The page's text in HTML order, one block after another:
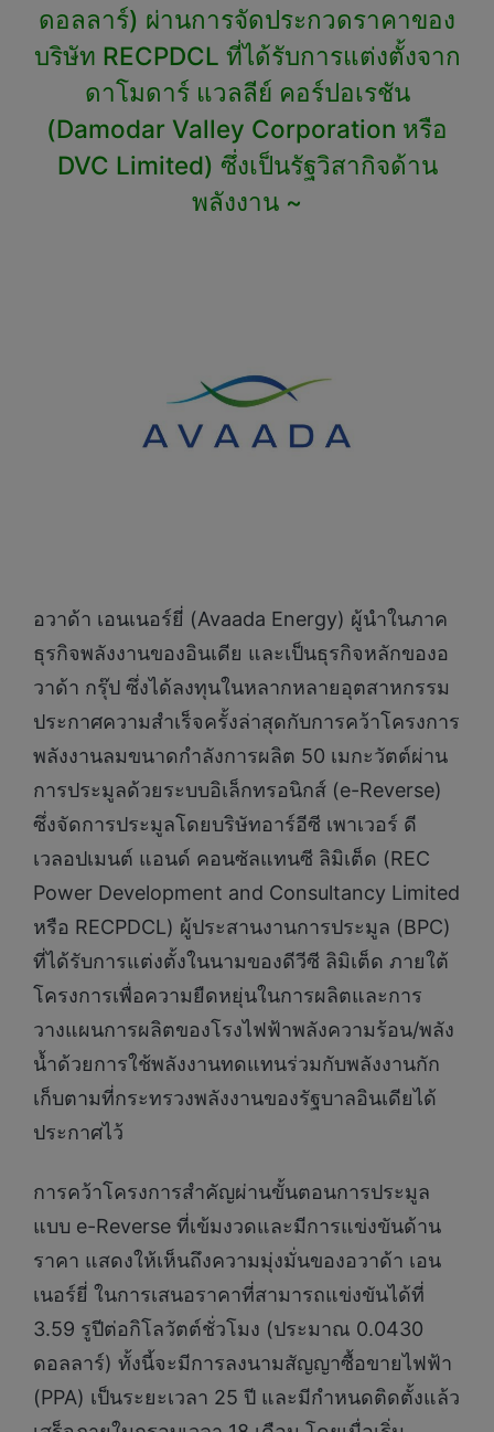
ดอลลาร์) ผ่านการจัดประกวดราคาของ
บริษัท RECPDCL ที่ได้รับการแต่งตั้งจาก
ดาโมดาร์ แวลลีย์ คอร์ปอเรชัน
(Damodar Valley Corporation หรือ
DVC Limited) ซึ่งเป็นรัฐวิสากิจด้าน
พลังงาน ~
อวาด้า เอนเนอร์ยี่ (Avaada Energy) ผู้นำในภาค
ธุรกิจพลังงานของอินเดีย และเป็นธุรกิจหลักของอ
วาด้า กรุ๊ป ซึ่งได้ลงทุนในหลากหลายอุตสาหกรรม
ประกาศความสำเร็จครั้งล่าสุดกับการคว้าโครงการ
พลังงานลมขนาดกำลังการผลิต 50 เมกะวัตต์ผ่าน
การประมูลด้วยระบบอิเล็กทรอนิกส์ (e-Reverse)
ซึ่งจัดการประมูลโดยบริษัทอาร์อีซี เพาเวอร์ ดี
เวลอปเมนต์ แอนด์ คอนซัลแทนซี ลิมิเต็ด (REC
Power Development and Consultancy Limited
หรือ RECPDCL) ผู้ประสานงานการประมูล (BPC)
ที่ได้รับการแต่งตั้งในนามของดีวีซี ลิมิเต็ด ภายใต้
โครงการเพื่อความยืดหยุ่นในการผลิตและการ
วางแผนการผลิตของโรงไฟฟ้าพลังความร้อน/พลัง
น้ำด้วยการใช้พลังงานทดแทนร่วมกับพลังงานกัก
เก็บตามที่กระทรวงพลังงานของรัฐบาลอินเดียได้
ประกาศไว้
การคว้าโครงการสำคัญผ่านขั้นตอนการประมูล
แบบ e-Reverse ที่เข้มงวดและมีการแข่งขันด้าน
ราคา แสดงให้เห็นถึงความมุ่งมั่นของอวาด้า เอน
เนอร์ยี่ ในการเสนอราคาที่สามารถแข่งขันได้ที่
3.59 รูปีต่อกิโลวัตต์ชั่วโมง (ประมาณ 0.0430
ดอลลาร์) ทั้งนี้จะมีการลงนามสัญญาซื้อขายไฟฟ้า
(PPA) เป็นระยะเวลา 25 ปี และมีกำหนดติดตั้งแล้ว